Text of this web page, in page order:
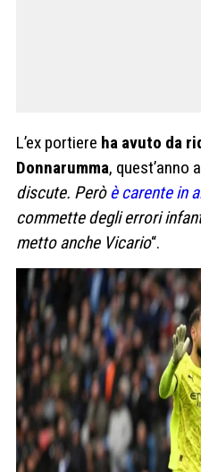
L’ex portiere ha avuto da
Donnarumma, quest’anno
discute. Peròè carente in
commette degli errori
metto anche Vicario“.